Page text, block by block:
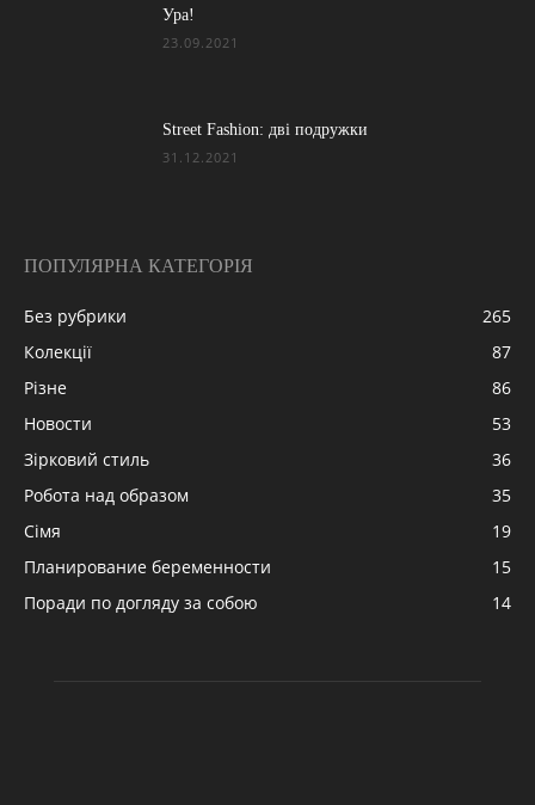
Ура!
23.09.2021
Street Fashion: дві подружки
31.12.2021
ПОПУЛЯРНА КАТЕГОРІЯ
Без рубрики
265
Колекції
87
Різне
86
Новости
53
Зірковий стиль
36
Робота над образом
35
Сімя
19
Планирование беременности
15
Поради по догляду за собою
14